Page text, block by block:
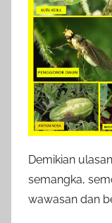
Demikian
semangka,
wawasan dan